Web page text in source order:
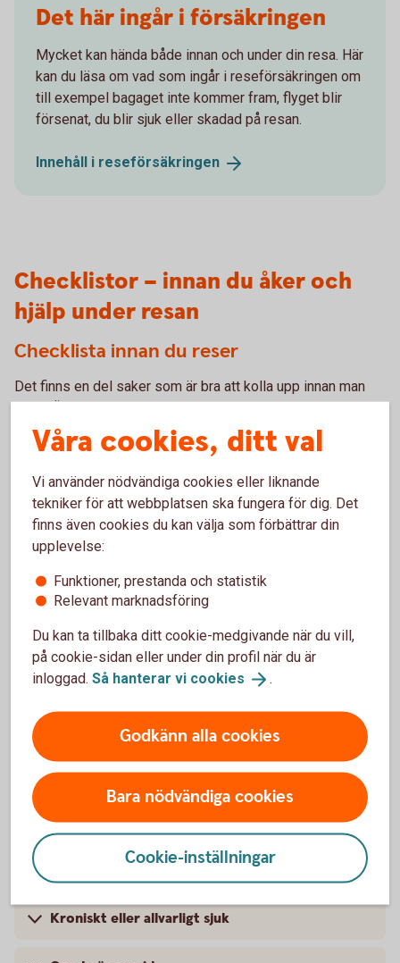
Det här ingår i försäkringen
Mycket kan hända både innan och under din resa. Här
kan du läsa om vad som ingår i reseförsäkringen om
till exempel bagaget inte kommer fram, flyget blir
försenat, du blir sjuk eller skadad på resan.
Innehåll i reseförsäkringen
Checklistor – innan du åker och
hjälp under resan
Checklista innan du reser
Det finns en del saker som är bra att kolla upp innan man
reser. Är passet giltigt och behövs det vaccination? Vi har
gjort en checklista så att du får koll innan du börjar din resa.
Hjälp under resan
Ibland har man otur och något händer under resan. Om du till
exempel blir sjuk eller skadad har vi samlat information om
Om något händer påresan
Så fungerar reseskyddet
Förlängt reseskydd - resor över 45 dagar
Kroniskt eller allvarligt sjuk
Våra cookies, ditt val
Vi använder nödvändiga cookies eller liknande
tekniker för att webbplatsen ska fungera för dig. Det
finns även cookies du kan välja som förbättrar din
upplevelse:
Funktioner, prestanda och statistik
Relevant marknadsföring
Du kan ta tillbaka ditt cookie-medgivande när du vill,
på cookie-sidan eller under din profil när du är
inloggad. Så hanterar vi cookies .
Godkänn alla cookies
Bara nödvändiga cookies
Cookie-inställningar